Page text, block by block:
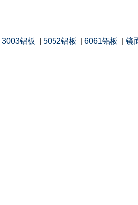
3003铝板 5052铝板 6061铝板 镜